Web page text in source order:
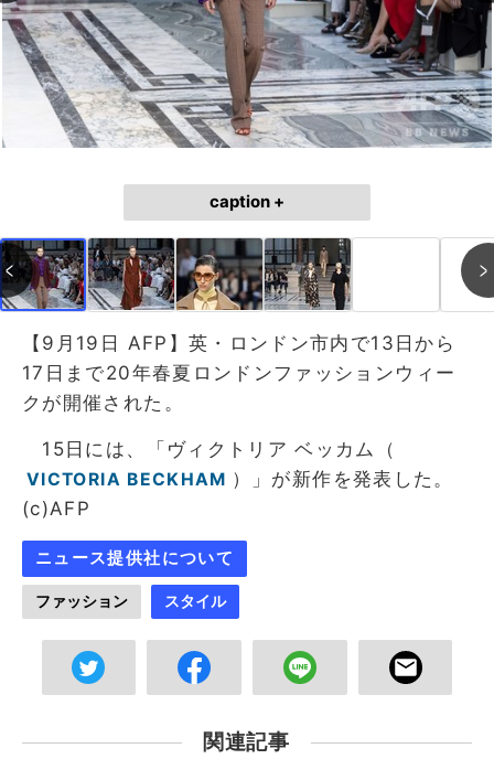
caption +
【9月19日 AFP】英・ロンドン市内で13日から
17日まで20年春夏ロンドンファッションウィー
クが開催された。
15日には、「ヴィクトリア ベッカム（
VICTORIA BECKHAM ）」が新作を発表した。
(c)AFP
ニュース提供社について
ファッション スタイル
関連記事